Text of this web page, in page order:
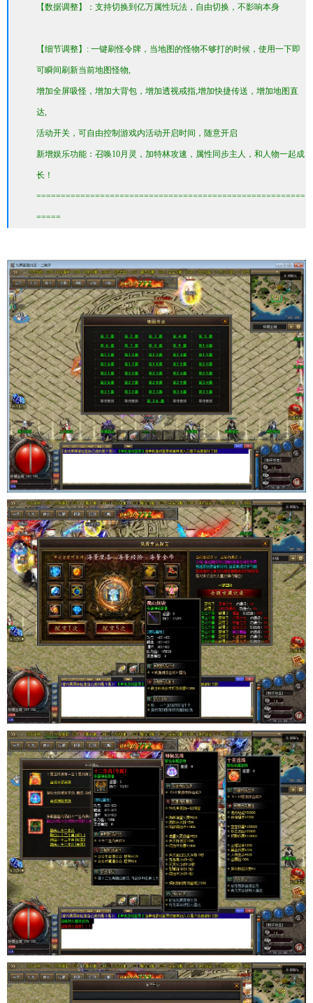
【数据调整】：支持切换到亿万属性玩法，自由切换，不影响本身
【细节调整】: 一键刷怪令牌，当地图的怪物不够打的时候，使用一下即
可瞬间刷新当前地图怪物,
增加全屏吸怪，增加大背包，增加透视戒指,增加快捷传送，增加地图直
达,
活动开关，可自由控制游戏内活动开启时间，随意开启
新增娱乐功能：召唤10月灵，加特林攻速，属性同步主人，和人物一起成
长！
=======================================================
=====